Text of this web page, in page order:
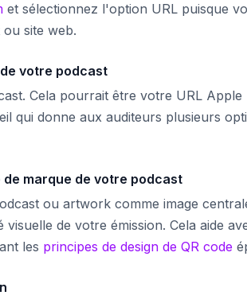
et sélectionnez l'option URL puisque
site web.
votre podcast
Cela pourrait être votre URL Apple
qui donne aux auditeurs plusieurs
marque de votre podcast
ou artwork comme image
de votre émission. Cela aide
les principes de design de QR code